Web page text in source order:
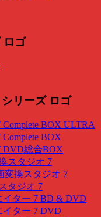
BOX ULTRA
BOX
DVD総合BOX
スタジオ 7
変換スタジオ 7
タジオ 7
イター 7 BD & DVD
イター 7 DVD